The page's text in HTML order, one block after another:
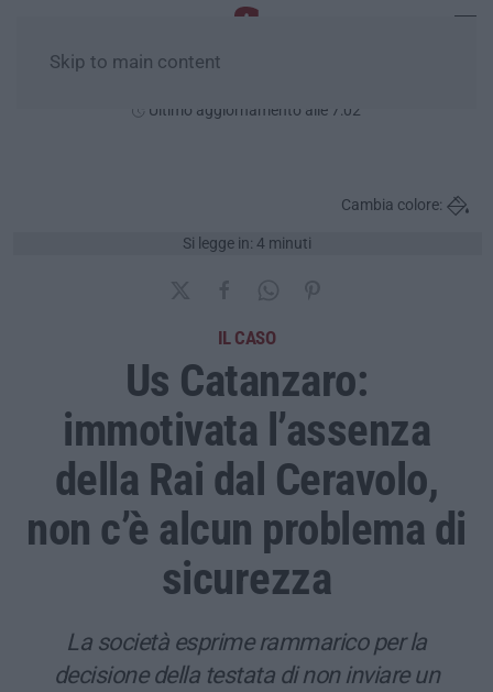
Skip to main content
Ultimo aggiornamento alle 7:02
Si legge in: 4 minuti
Cambia colore:
IL CASO
Us Catanzaro:
immotivata l’assenza
della Rai dal Ceravolo,
non c’è alcun problema di
sicurezza
La società esprime rammarico per la
decisione della testata di non inviare un